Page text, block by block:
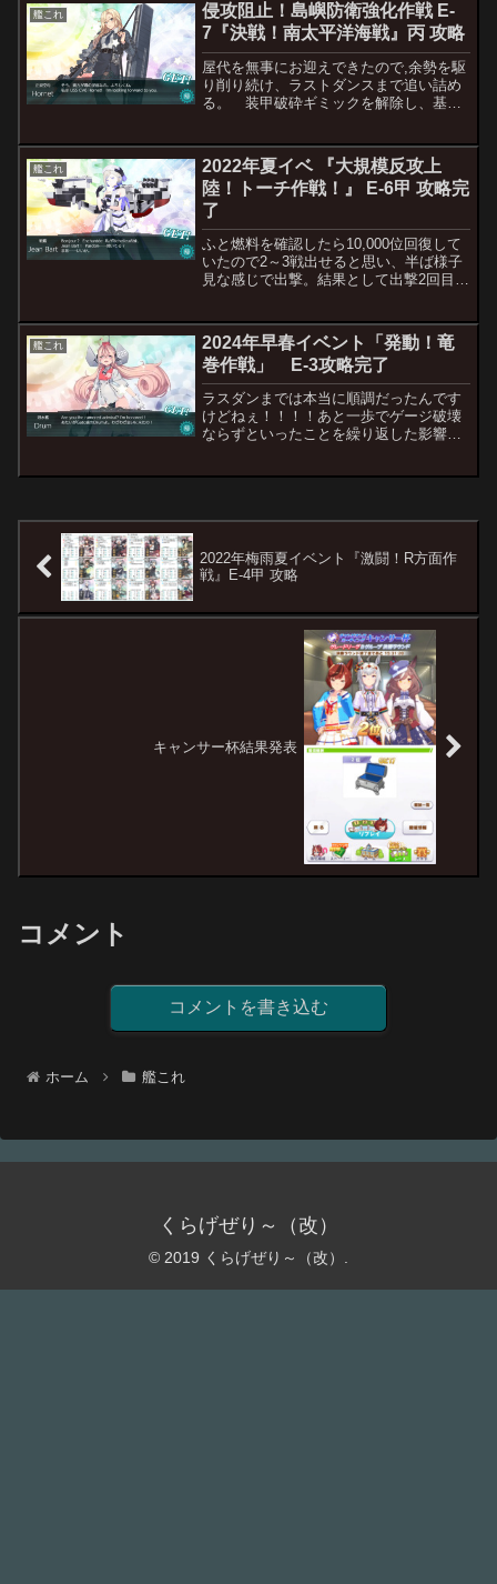
艦これ
侵攻阻止！島嶼防衛強化作戦 E-
7『決戦！南太平洋海戦』丙 攻略
屋代を無事にお迎えできたので,余勢を駆
り削り続け、ラストダンスまで追い詰め
る。 装甲破砕ギミックを解除し、基地
ンス。 悲劇その1：道中支援艦隊の唯一
の仕事場である初戦に...
艦これ
2022年夏イベ 『大規模反攻上
陸！トーチ作戦！』 E-6甲 攻略完
了
ふと燃料を確認したら10,000位回復して
いたので2～3戦出せると思い、半ば様子
見な感じで出撃。結果として出撃2回目で
か大破にしなかったことでいずれも十分
な戦力を残し...
艦これ
2024年早春イベント「発動！竜
巻作戦」 E-3攻略完了
ラスダンまでは本当に順調だったんです
けどねぇ！！！！あと一歩でゲージ破壊
ならずといったことを繰り返した影響
2022年梅雨夏イベント『激闘！R方面作
戦』E-4甲 攻略
キャンサー杯結果発表
コメント
コメントを書き込む
ホーム 艦これ
くらげぜり～（改）
© 2019 くらげぜり～（改）.